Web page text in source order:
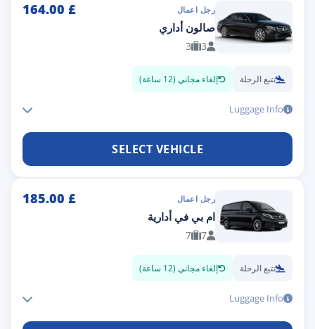
رجل اعمال £
164.00
صالون أداري
3
3
تتبع الرحلة إلغاء مجاني (12 ساعة)
Luggage Info
SELECT VEHICLE
رجل اعمال £
185.00
ام بي في أدارية
7
7
تتبع الرحلة إلغاء مجاني (12 ساعة)
Luggage Info